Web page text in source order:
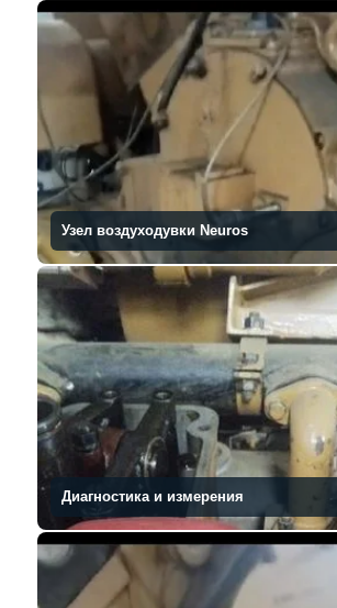
Узел воздуходувки Neuros
Диагностика и измерения